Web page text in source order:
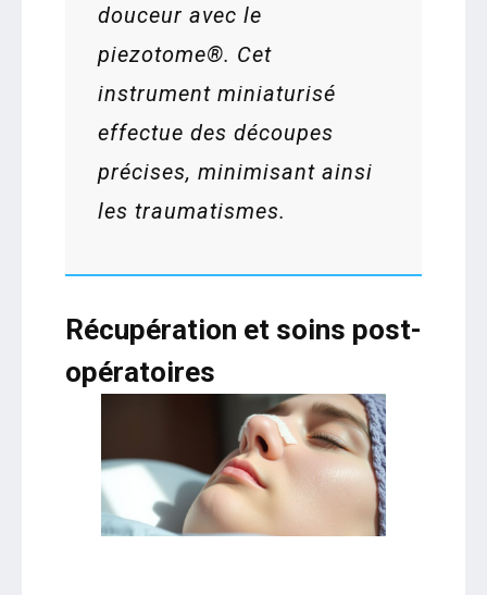
douceur avec le
piezotome®. Cet
instrument miniaturisé
effectue des découpes
précises, minimisant ainsi
les traumatismes.
Récupération et soins post-
opératoires